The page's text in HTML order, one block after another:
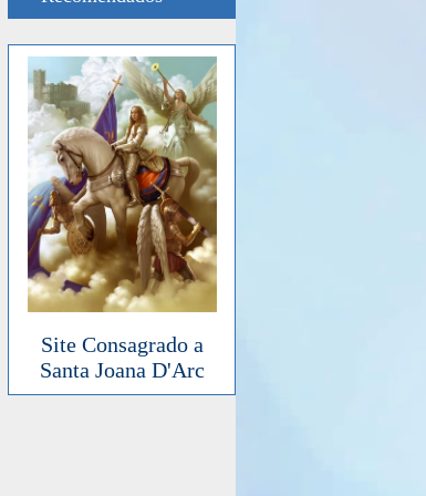
Site Consagrado a
Santa Joana D'Arc